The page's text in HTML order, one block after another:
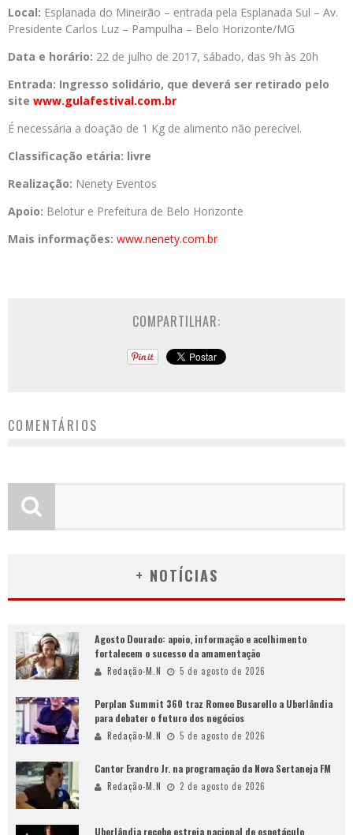
Local: Esplanada do Mineirão – entrada pela Esplanada Sul – Av.
Presidente Carlos Luz – Pampulha – Belo Horizonte/MG
Data e horário: 22 de julho de 2017, sábado, das 9h às 20h
Entrada: Ingresso solidário, que deverá ser retirado pelo
site www.gulafestival.com.br
É necessária a doação de 1 Kg de alimento não perecível.
Classificação etária: livre
Realização: Nenety Eventos
Apoio: Belotur e Prefeitura de Belo Horizonte
Mais informações: www.nenety.com.br
COMPARTILHAR:
COMENTÁRIOS
+ NOTÍCIAS
Agosto Dourado: apoio, informação e acolhimento
fortalecem o sucesso da amamentação
Redação-M.N 5 de agosto de 2026
Perplan Summit 360 traz Romeo Busarello a Uberlândia
para debater o futuro dos negócios
Redação-M.N 5 de agosto de 2026
Cantor Evandro Jr. na programação da Nova Sertaneja FM
Redação-M.N 2 de agosto de 2026
Uberlândia recebe estreia nacional de espetáculo